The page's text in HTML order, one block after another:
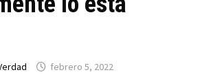
febrero 5, 2022